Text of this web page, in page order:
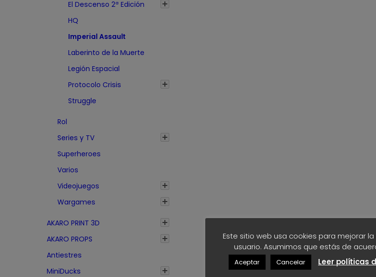
El Descenso 2ª Edición
HQ
Imperial Assault
Laberinto de la Muerte
Legión Espacial
Protocolo Crisis
Struggle
Rol
Series y TV
Superheroes
Varios
Videojuegos
Wargames
AKARO PRINT 3D
AKARO PROPS
Antiestres
MiniDucks
Este sitio web usa cookies para mejorar
usuario. Asumimos que estás de
Aceptar Cancelar Leer políticas